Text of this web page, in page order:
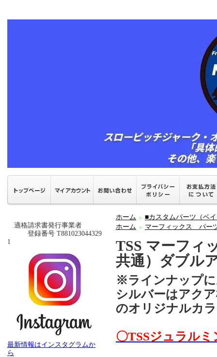
適格請求書発行事業者
登録番号 T881023044329
1
最新情報はインスタグラムか
ら
ホーム ＞ ■カスタムパーツ（ベ
ホーム
＞ マーフィックス パー
TSS マーフィ
共通）ダブル
※ラインナップに
シルバーはアク
のオリジナルカ
〇TSSジュラル